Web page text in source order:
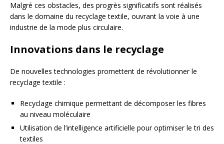
Malgré ces obstacles, des progrès significatifs sont réalisés
dans le domaine du recyclage textile, ouvrant la voie à une
industrie de la mode plus circulaire.
Innovations dans le recyclage
De nouvelles technologies promettent de révolutionner le
recyclage textile :
Recyclage chimique permettant de décomposer les fibres
au niveau moléculaire
Utilisation de l’intelligence artificielle pour optimiser le tri des
textiles